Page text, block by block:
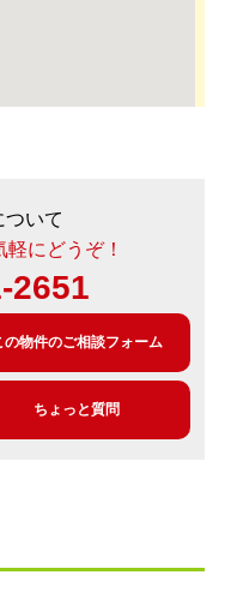
ついて
軽にどうぞ！
2651
の物件のご相談フォーム
ちょっと質問